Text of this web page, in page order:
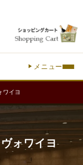
メニュー
ワイヨ
ォワイヨ